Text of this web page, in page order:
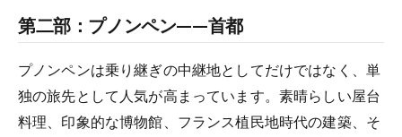
第二部：プノンペン——首都
プノンペンは乗り継ぎの中継地としてだけではなく、単
独の旅先として人気が高まっています。素晴らしい屋台
料理、印象的な博物館、フランス植民地時代の建築、そ